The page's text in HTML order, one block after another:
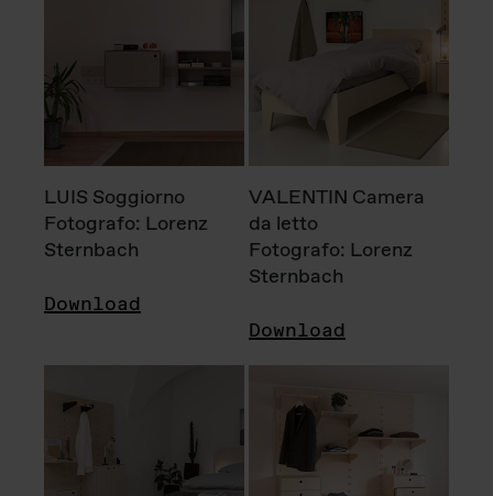
LUIS Soggiorno
Fotografo: Lorenz
Sternbach
Download
VALENTIN Camera
da letto
Fotografo: Lorenz
Sternbach
Download